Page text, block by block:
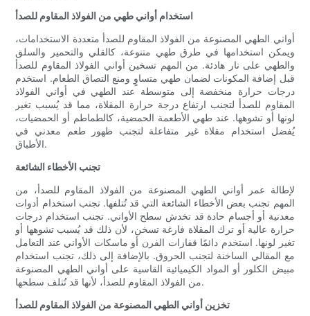
استخدام أواني طهي من الفولاذ المقاوم للصدأ
أواني الطهي المصنوعة من الفولاذ المقاوم للصدأ متعددة الاستخدامات،
ويمكن استخدامها في طرق طهي متنوعة، كالقلي والتحمير والسلق
والطهي على نار هادئة. من المهم تسخين أواني الفولاذ المقاوم للصدأ
قبل إضافة المكونات لضمان طهي متساوٍ ومنع التصاق الطعام. استخدم
درجات حرارة منخفضة إلى متوسطة عند الطهي في أواني الفولاذ
المقاوم للصدأ لتجنب ارتفاع درجة حرارة المقلاة، مما قد يُسبب تغير
لونها أو تشوهها. عند طهي الأطعمة الحمضية، كالطماطم أو الحمضيات،
يُفضل استخدام مقلاة غير متفاعلة لتجنب ظهور طعم معدني في
الأطباق.
تجنب الأخطاء الشائعة
لإطالة عمر أواني الطهي المصنوعة من الفولاذ المقاوم للصدأ، من
المهم تجنب بعض الأخطاء الشائعة التي قد تُتلفها. تجنب استخدام أدوات
معدنية أو أجسام حادة قد تخدش سطح الأواني. تجنب استخدام درجات
حرارة عالية أو ترك المقلاة فارغة تسخن، لأن ذلك قد يُسبب تشوهها أو
تغير لونها. استخدم دائمًا قفازات الفرن أو ماسكات الأواني عند التعامل
مع المقالي الساخنة لتجنب الحروق. بالإضافة إلى ذلك، تجنب استخدام
مبيض الكلور أو المواد الكيميائية القاسية على أواني الطهي المصنوعة
من الفولاذ المقاوم للصدأ، لأنها قد تُتلف سطحها.
تخزين أواني الطهي المصنوعة من الفولاذ المقاوم للصدأ